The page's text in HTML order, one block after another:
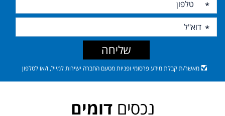
מאשר/ת קבלת מידע פרסומי ופניות מטעם החברה ישירות למייל, ו/או לטלפון
שליחה
נכסיםדומים